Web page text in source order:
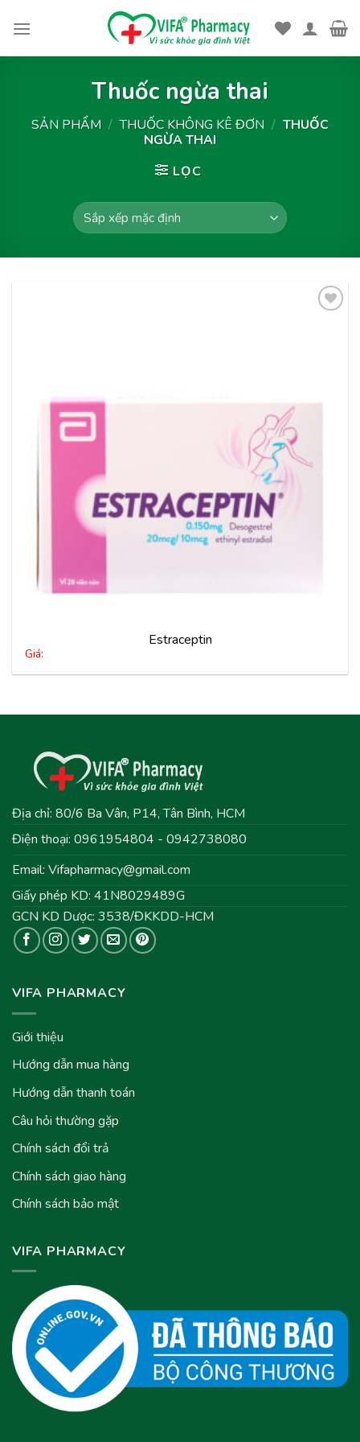
Thuốc ngừa thai
SẢN PHẨM / THUỐC KHÔNG KÊ ĐƠN / THUỐC
NGỪA THAI
LỌC
Estraceptin
Giá:
Địa chỉ: 80/6 Ba Vân, P14, Tân Bình, HCM
Điện thoại: 0961954804 - 0942738080
Email: Vifapharmacy@gmail.com
Giấy phép KD: 41N8029489G
GCN KD Dược: 3538/ĐKKDD-HCM
VIFA PHARMACY
Giới thiệu
Hướng dẫn mua hàng
Hướng dẫn thanh toán
Câu hỏi thường gặp
Chính sách đổi trả
Chính sách giao hàng
Chính sách bảo mật
VIFA PHARMACY